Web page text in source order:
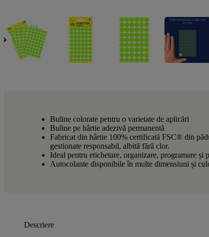
Buline colorate pentru o varietate de aplicări
Buline pe hârtie adezivă permanentă
Fabricat din hârtie 100% certificată FSC® din
gestionate responsabil, albită fără clor.
Ideal pentru etichetare, organizare, programare și
Autocolante disponibile în multe dimensiuni și
Descriere